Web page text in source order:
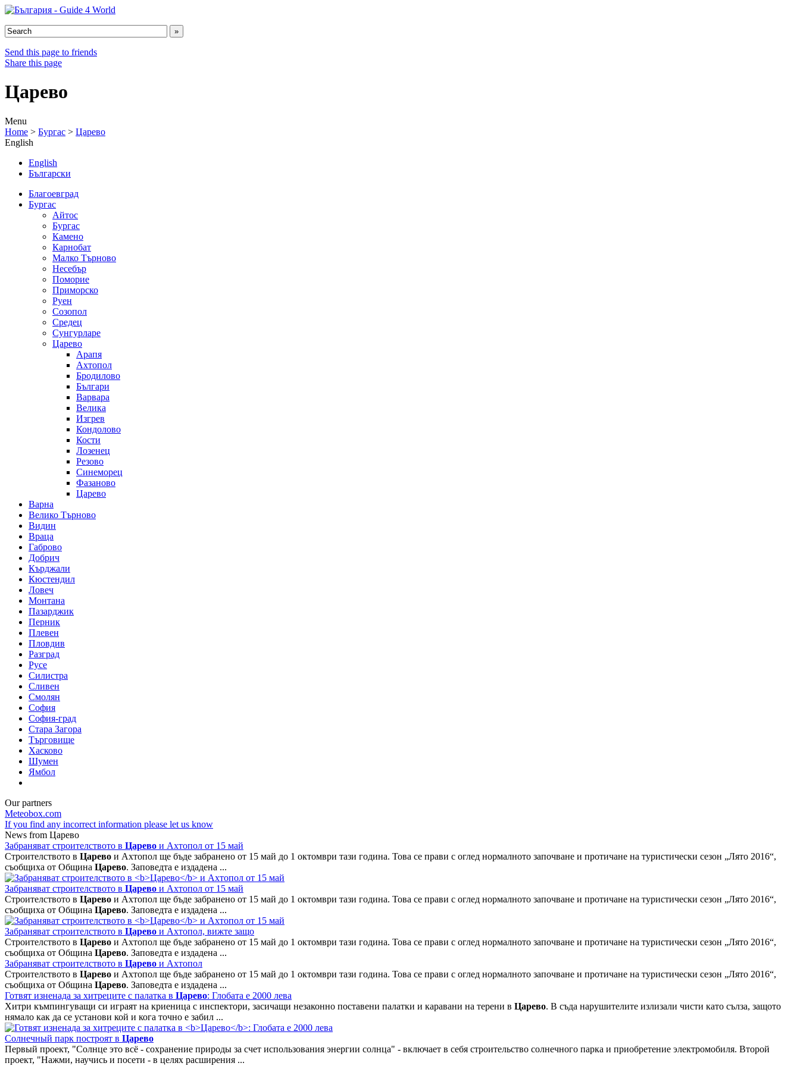
Send this page to friends
Share this page
Царево
Menu
Home > Бургас > Царево
English
English
Български
Благоевград
Бургас
Айтос
Бургас
Камено
Карнобат
Малко Търново
Несебър
Поморие
Приморско
Руен
Созопол
Средец
Сунгурларе
Царево
Арапя
Ахтопол
Бродилово
Българи
Варвара
Велика
Изгрев
Кондолово
Кости
Лозенец
Резово
Синеморец
Фазаново
Царево
Варна
Велико Търново
Видин
Враца
Габрово
Добрич
Кърджали
Кюстендил
Ловеч
Монтана
Пазарджик
Перник
Плевен
Пловдив
Разград
Русе
Силистра
Сливен
Смолян
София
София-град
Стара Загора
Търговище
Хасково
Шумен
Ямбол
Our partners
Meteobox.com
If you find any incorrect information please let us know
News from Царево
Забраняват строителството в Царево и Ахтопол от 15 май
Строителството в Царево и Ахтопол ще бъде забранено от 15 май до 1 октомври тази година. Това се прави с оглед нормалното започване и протичане на туристически сезон „Лято 2016“,
съобщиха от Община Царево. Заповедта е издадена ...
Забраняват строителството в Царево и Ахтопол от 15 май
Строителството в Царево и Ахтопол ще бъде забранено от 15 май до 1 октомври тази година. Това се прави с оглед нормалното започване и протичане на туристически сезон „Лято 2016“,
съобщиха от Община Царево. Заповедта е издадена ...
Забраняват строителството в Царево и Ахтопол, вижте защо
Строителството в Царево и Ахтопол ще бъде забранено от 15 май до 1 октомври тази година. Това се прави с оглед нормалното започване и протичане на туристически сезон „Лято 2016“,
съобщиха от Община Царево. Заповедта е издадена ...
Забраняват строителството в Царево и Ахтопол
Строителството в Царево и Ахтопол ще бъде забранено от 15 май до 1 октомври тази година. Това се прави с оглед нормалното започване и протичане на туристически сезон „Лято 2016“,
съобщиха от Община Царево. Заповедта е издадена ...
Готвят изненада за хитреците с палатка в Царево: Глобата е 2000 лева
Хитри къмпингуващи си играят на криеница с инспектори, засичащи незаконно поставени палатки и каравани на терени в Царево. В съда нарушителите излизали чисти като сълза, защото
нямало как да се установи кой и кога точно е забил ...
Солнечный парк построят в Царево
Первый проект, "Солнце это всё - сохранение природы за счет использования энергии солнца" - включает в себя строительство солнечного парка и приобретение электромобиля. Второй
проект, "Нажми, научись и посети - в целях расширения ...